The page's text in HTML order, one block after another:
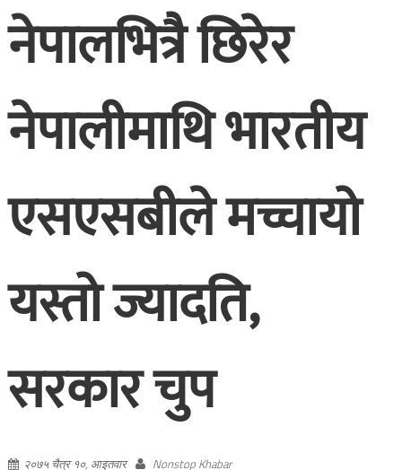
नेपालभित्रै छिरेर
नेपालीमाथि भारतीय
एसएसबीले मच्चायो
यस्तो ज्यादति,
सरकार चुप
२०७५ चैत्र १०, आइतवार Nonstop Khabar